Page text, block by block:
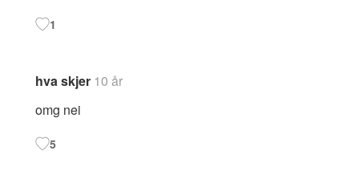
1
hva skjer 10 år
omg nei
5